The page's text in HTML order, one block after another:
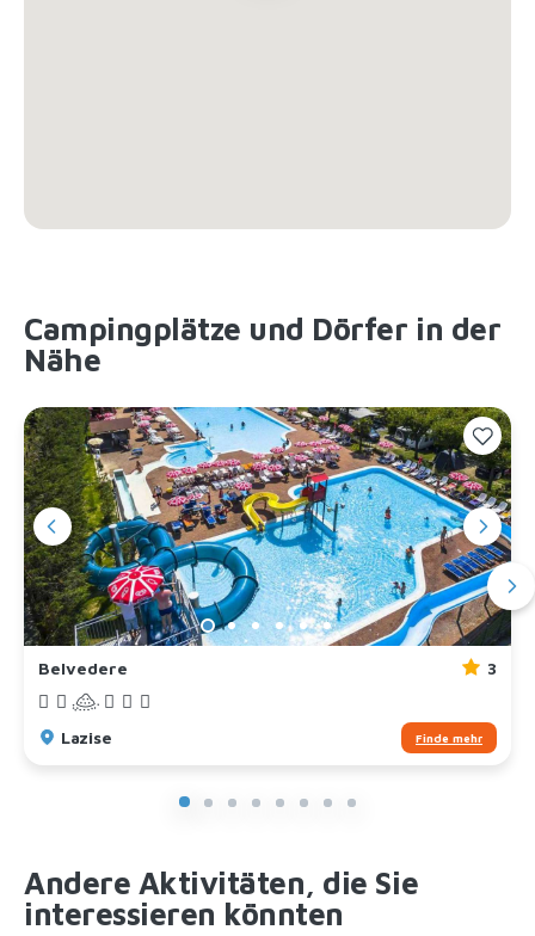
Campingplätze und Dörfer in der
Nähe
Belvedere 3
Lazise Finde mehr
Andere Aktivitäten, die Sie
interessieren könnten